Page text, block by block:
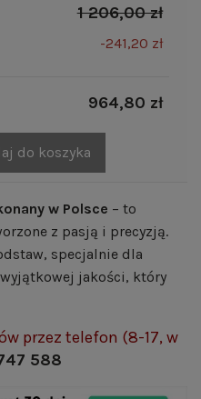
1 206,00 zł
-241,20 zł
964,80 zł
do koszyka
w Polsce – to
z pasją i precyzją.
specjalnie dla
jakości, który
przez telefon (8-17, w
588